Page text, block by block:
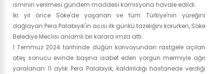
isminin verilmesi gündem maddesi komisyona havale edildi.
İki yıl önce Söke'de yaşanan ve tüm Türkiye'nin yüreğini
dağlayan Pera Palabıyık'ın acısı ilk günkü tazeliğini korurken, Söke
Belediye Meclisi anlamlı bir karara imza attı.
1 Temmuz 2024 tarihinde düğün konvoyundan rastgele açılan
ateş sonucu evinde başına isabet eden yorgun mermiyle ağır
yaralanan 11 aylık Pera Palabıyık, kaldırıldığı hastanede verdiği